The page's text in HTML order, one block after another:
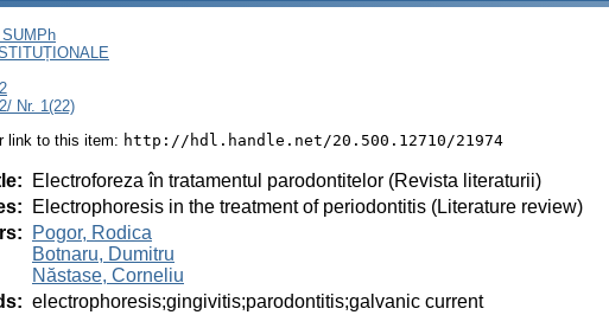
SUMPh
Nr. 1(22)
link to this item: http://hdl.handle.net/20.500.12710/21974
:
Electroforeza în tratamentul parodontitelor (Revista literaturii)
:
Electrophoresis in the treatment of periodontitis (Literature review)
:
Pogor, Rodica
Botnaru, Dumitru
Năstase, Corneliu
: electrophoresis;gingivitis;parodontitis;galvanic current